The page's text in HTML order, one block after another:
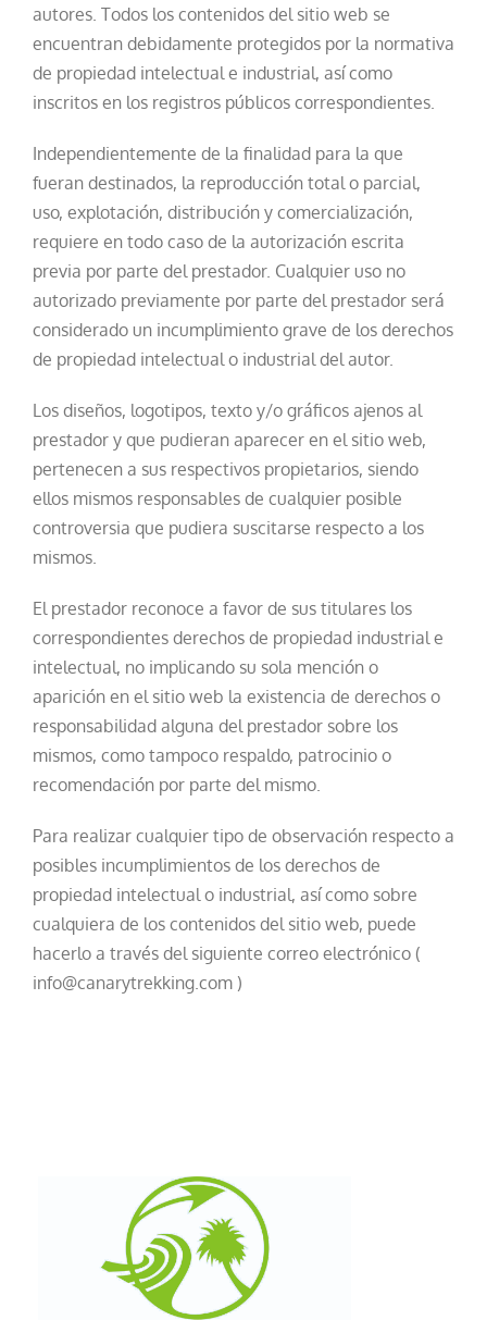
autores. Todos los contenidos del sitio web se
encuentran debidamente protegidos por la normativa
de propiedad intelectual e industrial, así como
inscritos en los registros públicos correspondientes.
Independientemente de la finalidad para la que
fueran destinados, la reproducción total o parcial,
uso, explotación, distribución y comercialización,
requiere en todo caso de la autorización escrita
previa por parte del prestador. Cualquier uso no
autorizado previamente por parte del prestador será
considerado un incumplimiento grave de los derechos
de propiedad intelectual o industrial del autor.
Los diseños, logotipos, texto y/o gráficos ajenos al
prestador y que pudieran aparecer en el sitio web,
pertenecen a sus respectivos propietarios, siendo
ellos mismos responsables de cualquier posible
controversia que pudiera suscitarse respecto a los
mismos.
El prestador reconoce a favor de sus titulares los
correspondientes derechos de propiedad industrial e
intelectual, no implicando su sola mención o
aparición en el sitio web la existencia de derechos o
responsabilidad alguna del prestador sobre los
mismos, como tampoco respaldo, patrocinio o
recomendación por parte del mismo.
Para realizar cualquier tipo de observación respecto a
posibles incumplimientos de los derechos de
propiedad intelectual o industrial, así como sobre
cualquiera de los contenidos del sitio web, puede
hacerlo a través del siguiente correo electrónico (
info@canarytrekking.com )